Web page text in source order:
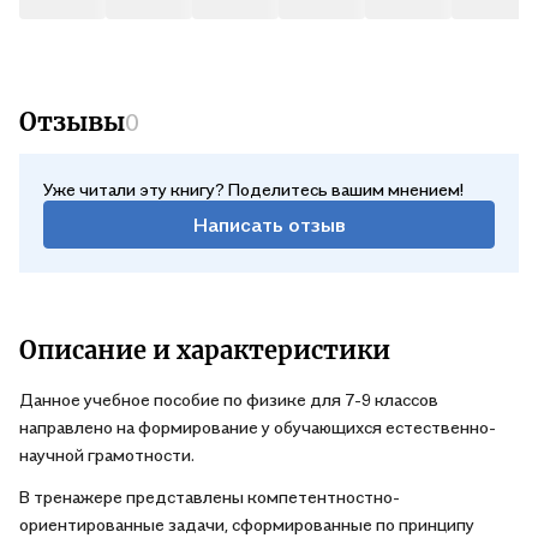
Отзывы0
Уже читали эту книгу? Поделитесь вашим мнением!
Написать отзыв
Описание и характеристики
Данное учебное пособие по физике для 7-9 классов
направлено на формирование у обучающихся естественно-
научной грамотности.
В тренажере представлены компетентностно-
ориентированные задачи, сформированные по принципу